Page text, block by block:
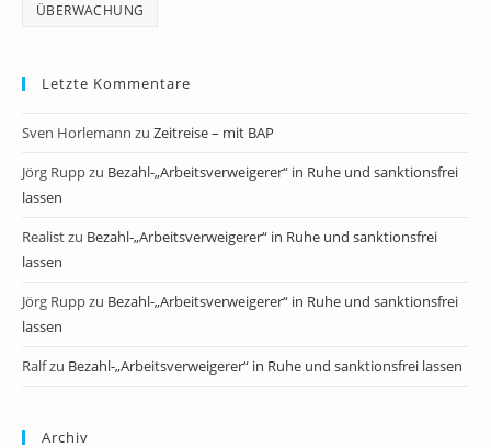
ÜBERWACHUNG
Letzte Kommentare
Sven Horlemann zu Zeitreise – mit BAP
Jörg Ruppzu Bezahl-„Arbeitsverweigerer“ in Ruhe und sanktionsfrei
lassen
Realistzu Bezahl-„Arbeitsverweigerer“ in Ruhe und sanktionsfrei
lassen
Jörg Ruppzu Bezahl-„Arbeitsverweigerer“ in Ruhe und sanktionsfrei
lassen
Ralfzu Bezahl-„Arbeitsverweigerer“ in Ruhe und sanktionsfrei lassen
Archiv